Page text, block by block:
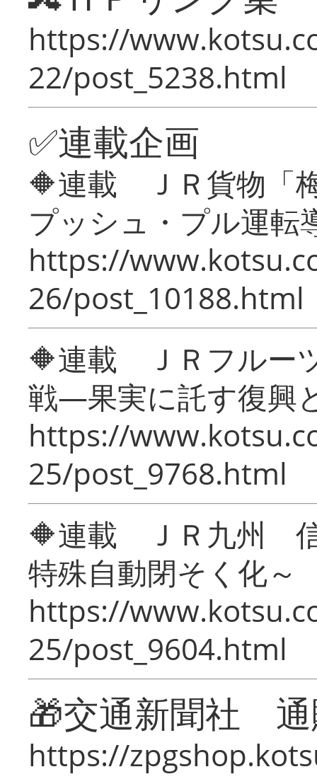
https://
22/post_5238.html
✅連載企画
🔶連載 ＪＲ貨物「
プッシュ・プル運転
https://
26/post_10188.html
🔶連載 ＪＲフルー
戦―果実に託す復興
https://
25/post_9768.html
🔶連載 ＪＲ九州 信
特殊自動閉そく化～
https://
25/post_9604.html
🎁交通新聞社
https://